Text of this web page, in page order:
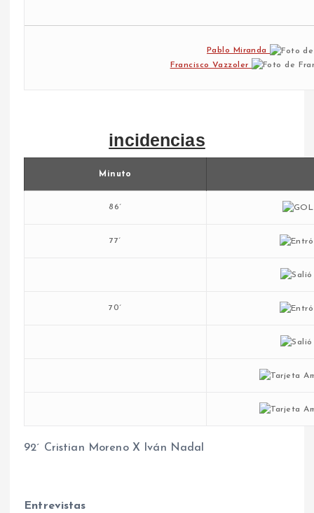
Pablo Miranda
Francisco Vazzoler
incidencias
Minuto
86´
77´
70´
92´ Cristian Moreno X Iván Nadal
Entrevistas